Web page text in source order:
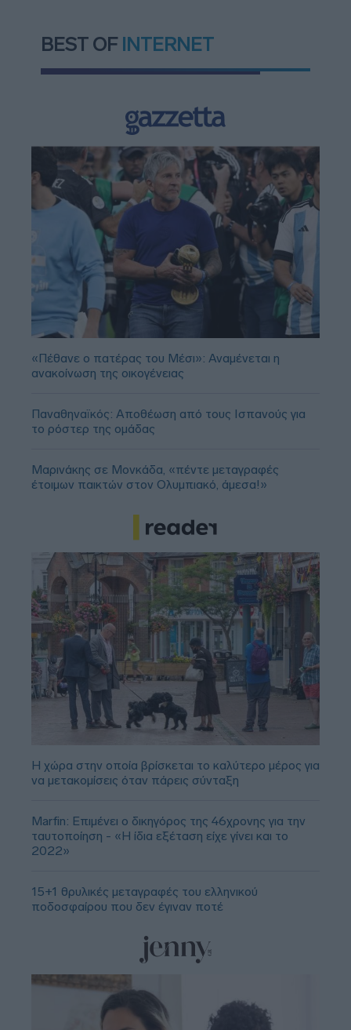
BEST OF INTERNET
«Πέθανε ο πατέρας του Μέσι»: Αναμένεται η
ανακοίνωση της οικογένειας
Παναθηναϊκός: Αποθέωση από τους Ισπανούς για
το ρόστερ της ομάδας
Μαρινάκης σε Μονκάδα, «πέντε μεταγραφές
έτοιμων παικτών στον Ολυμπιακό, άμεσα!»
Η χώρα στην οποία βρίσκεται το καλύτερο μέρος για
να μετακομίσεις όταν πάρεις σύνταξη
Marfin: Επιμένει ο δικηγόρος της 46χρονης για την
ταυτοποίηση - «Η ίδια εξέταση είχε γίνει και το
2022»
15+1 θρυλικές μεταγραφές του ελληνικού
ποδοσφαίρου που δεν έγιναν ποτέ